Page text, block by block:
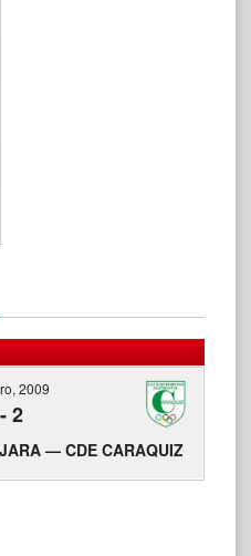
2009
-2
— CDE CARAQUIZ